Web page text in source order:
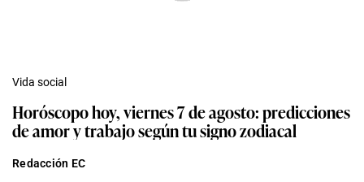
Vida social
Horóscopo hoy, viernes 7 de agosto: predicciones
de amor y trabajo según tu signo zodiacal
Redacción EC